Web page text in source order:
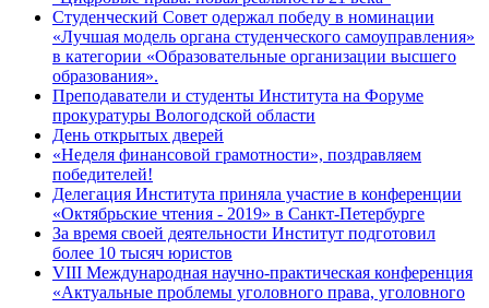
Студенческий Совет одержал победу в номинации
«Лучшая модель органа студенческого самоуправления»
в категории «Образовательные организации высшего
образования».
Преподаватели и студенты Института на Форуме
прокуратуры Вологодской области
День открытых дверей
«Неделя финансовой грамотности», поздравляем
победителей!
Делегация Института приняла участие в конференции
«Октябрьские чтения - 2019» в Санкт-Петербурге
За время своей деятельности Институт подготовил
более 10 тысяч юристов
VIII Международная научно-практическая конференция
«Актуальные проблемы уголовного права, уголовного